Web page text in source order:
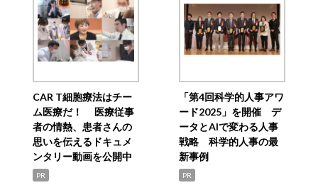
CAR T細胞療法はチー
ム医療だ！ 医療従事
者の情熱、患者さんの
思いを伝えるドキュメ
ンタリー動画を公開中
PR
「第4回科学的人事アワ
ード2025」を開催 デ
ータとAIで変わる人事
戦略 科学的人事の最
新事例
PR